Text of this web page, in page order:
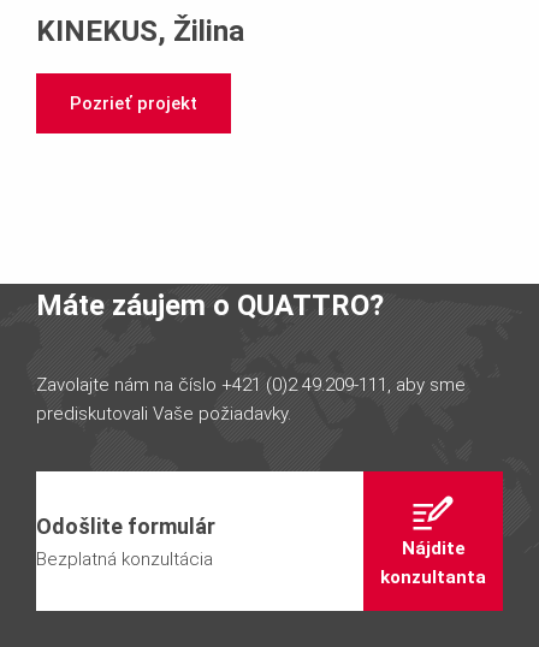
KINEKUS, Žilina
Pozrieť projekt
Máte záujem o QUATTRO?
Zavolajte nám na číslo +421 (0)2 49.209-111, aby sme
prediskutovali Vaše požiadavky.
Odošlite formulár
Bezplatná konzultácia
Nájdite
konzultanta